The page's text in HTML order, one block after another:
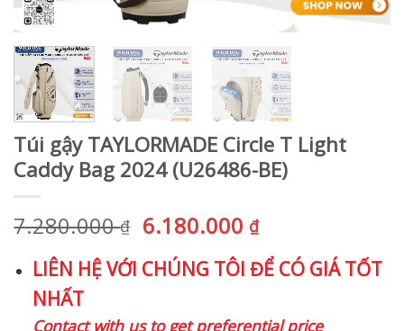
Túi gậy TAYLORMADE Circle T Light
Caddy Bag 2024 (U26486-BE)
7.280.000₫
Giá
gốc
là:
6.180.000 ₫Giá
hiện
tại
LIÊN HỆ VỚI CHÚNG TÔI ĐỂ CÓ GIÁ TỐT
NHẤT
Contact with us to get preferential price